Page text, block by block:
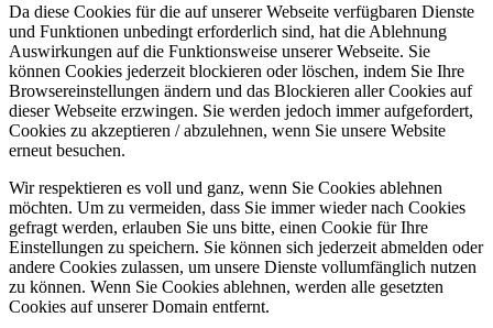
Da diese Cookies für die auf unserer Webseite verfügbaren Dienste
und Funktionen unbedingt erforderlich sind, hat die Ablehnung
Auswirkungen auf die Funktionsweise unserer Webseite. Sie
können Cookies jederzeit blockieren oder löschen, indem Sie Ihre
Browsereinstellungen ändern und das Blockieren aller Cookies auf
dieser Webseite erzwingen. Sie werden jedoch immer aufgefordert,
Cookies zu akzeptieren / abzulehnen, wenn Sie unsere Website
erneut besuchen.
Wir respektieren es voll und ganz, wenn Sie Cookies ablehnen
möchten. Um zu vermeiden, dass Sie immer wieder nach Cookies
gefragt werden, erlauben Sie uns bitte, einen Cookie für Ihre
Einstellungen zu speichern. Sie können sich jederzeit abmelden oder
andere Cookies zulassen, um unsere Dienste vollumfänglich nutzen
zu können. Wenn Sie Cookies ablehnen, werden alle gesetzten
Cookies auf unserer Domain entfernt.